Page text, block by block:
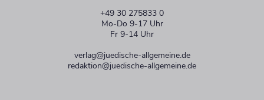
+49 30 275833 0
Mo-Do 9-17 Uhr
Fr 9-14 Uhr
verlag@juedische-allgemeine.de
redaktion@juedische-allgemeine.de